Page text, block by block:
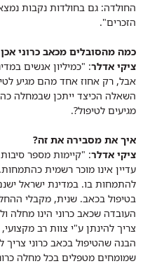
החולדה: גם בחולדות נקבות
הזכרים".
כמה מהסובלים מכאב כרוני
ציקי אדלר: "כמיליון אנשים
אבל, רק אחוז אחד מהם מגיע
השאלה הכיצד ייתכן שבמחלה
מגיעים לטיפול?.
איך את מסבירה את זה?
ציקי אדלר: "קיימות מספר
עדיין אינו מוכר רשמית
בטיפול בכאב. שנית, מקבלי
העובדה שכאב כרוני הינו מחלה
צריך להינתן ע"י צוות רב
הבנה שהטיפול בכאב כרוני
שמומחים מטפלים בכל מחלה